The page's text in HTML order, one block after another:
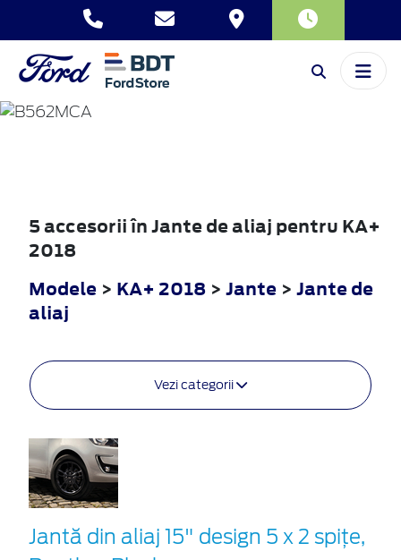
KA+
5 accesorii în Jante de aliaj pentru KA+
2018
Modele > KA+ 2018 > Jante > Jante de
aliaj
Vezi categorii
Jantă din aliaj 15" design 5 x 2 spiţe,